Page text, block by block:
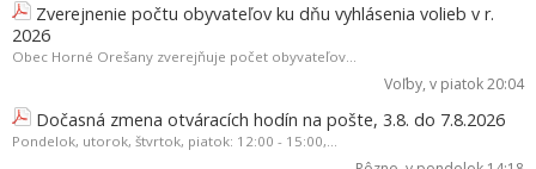
Zverejnenie počtu obyvateľov ku dňu vyhlásenia volieb v r.
2026
Obec Horné Orešany zverejňuje počet obyvateľov...
Voľby, v piatok 20:04
Dočasná zmena otváracích hodín na pošte, 3.8. do 7.8.2026
Pondelok, utorok, štvrtok, piatok: 12:00 - 15:00,...